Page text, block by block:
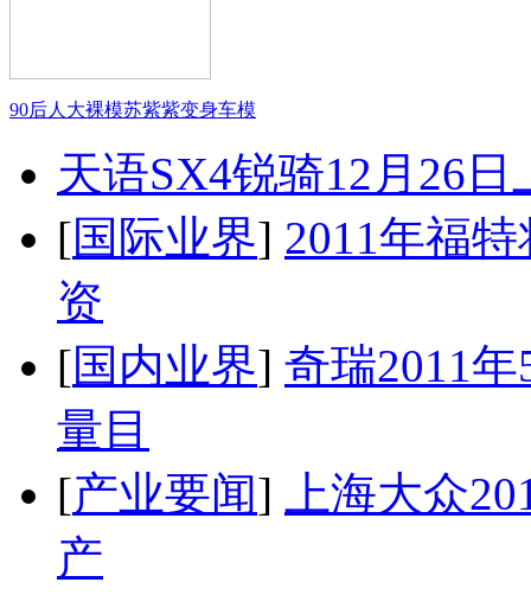
90后人大裸模苏紫紫变身车模
天语SX4锐骑12月26
[国际业界] 2011年福
资
[国内业界] 奇瑞2011
量目
[产业要闻]
上海大众
产